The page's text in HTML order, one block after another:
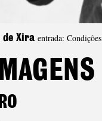
de Xira entrada: